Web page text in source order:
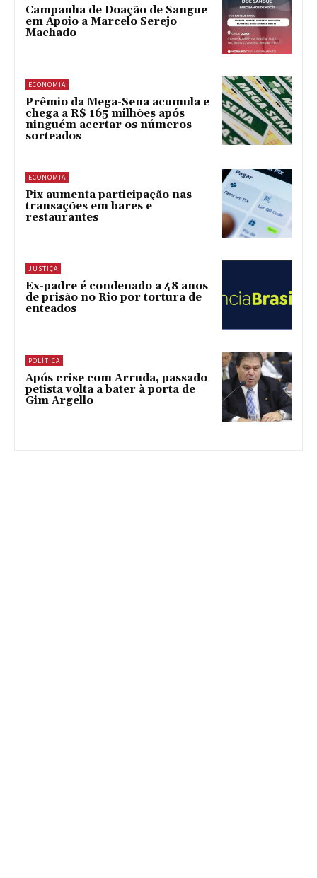
Campanha de Doação de Sangue
em Apoio a Marcelo Serejo
Machado
ECONOMIA
Prêmio da Mega-Sena acumula e
chega a R$ 165 milhões após
ninguém acertar os números
sorteados
ECONOMIA
Pix aumenta participação nas
transações em bares e
restaurantes
JUSTIÇA
Ex-padre é condenado a 48 anos
de prisão no Rio por tortura de
enteados
POLÍTICA
Após crise com Arruda, passado
petista volta a bater à porta de
Gim Argello